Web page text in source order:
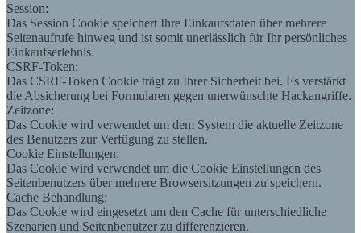
Session:
Das Session Cookie speichert Ihre Einkaufsdaten über mehrere
Seitenaufrufe hinweg und ist somit unerlässlich für Ihr persönliches
Einkaufserlebnis.
CSRF-Token:
Das CSRF-Token Cookie trägt zu Ihrer Sicherheit bei. Es verstärkt
die Absicherung bei Formularen gegen unerwünschte Hackangriffe.
Zeitzone:
Das Cookie wird verwendet um dem System die aktuelle Zeitzone
des Benutzers zur Verfügung zu stellen.
Cookie Einstellungen:
Das Cookie wird verwendet um die Cookie Einstellungen des
Seitenbenutzers über mehrere Browsersitzungen zu speichern.
Cache Behandlung:
Das Cookie wird eingesetzt um den Cache für unterschiedliche
Szenarien und Seitenbenutzer zu differenzieren.